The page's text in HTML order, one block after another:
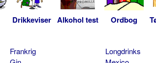
Drikkeviser Alkohol test Ordbog
Frankrig
Longdrinks